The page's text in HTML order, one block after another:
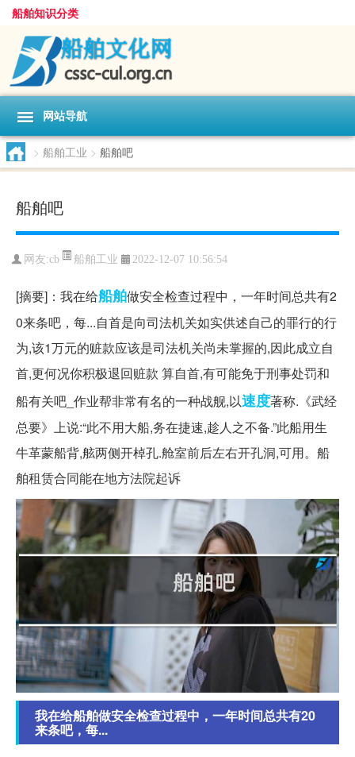
船舶知识分类
网站导航
> 船舶工业 > 船舶吧
船舶吧
网友:cb 船舶工业 2022-12-07 10:56:54
[摘要]：我在给船舶做安全检查过程中，一年时间总共有2
0来条吧，每...自首是向司法机关如实供述自己的罪行的行
为,该1万元的赃款应该是司法机关尚未掌握的,因此成立自
首,更何况你积极退回赃款 算自首,有可能免于刑事处罚和
船有关吧_作业帮非常有名的一种战舰,以速度著称.《武经
总要》上说:“此不用大船,务在捷速,趁人之不备.”此船用生
牛革蒙船背,舷两侧开棹孔.舱室前后左右开孔洞,可用。船
舶租赁合同能在地方法院起诉
我在给船舶做安全检查过程中，一年时间总共有20
来条吧，每...